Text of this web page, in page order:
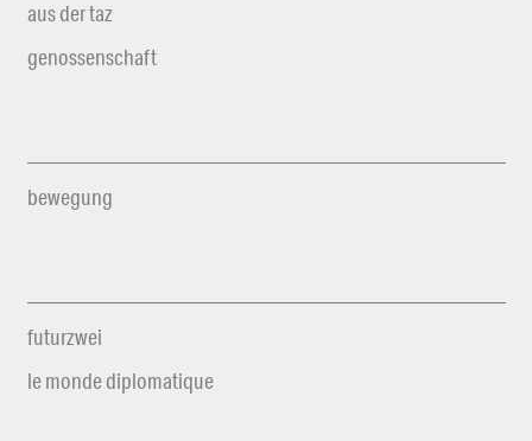
aus der taz
genossenschaft
bewegung
futurzwei
le monde diplomatique